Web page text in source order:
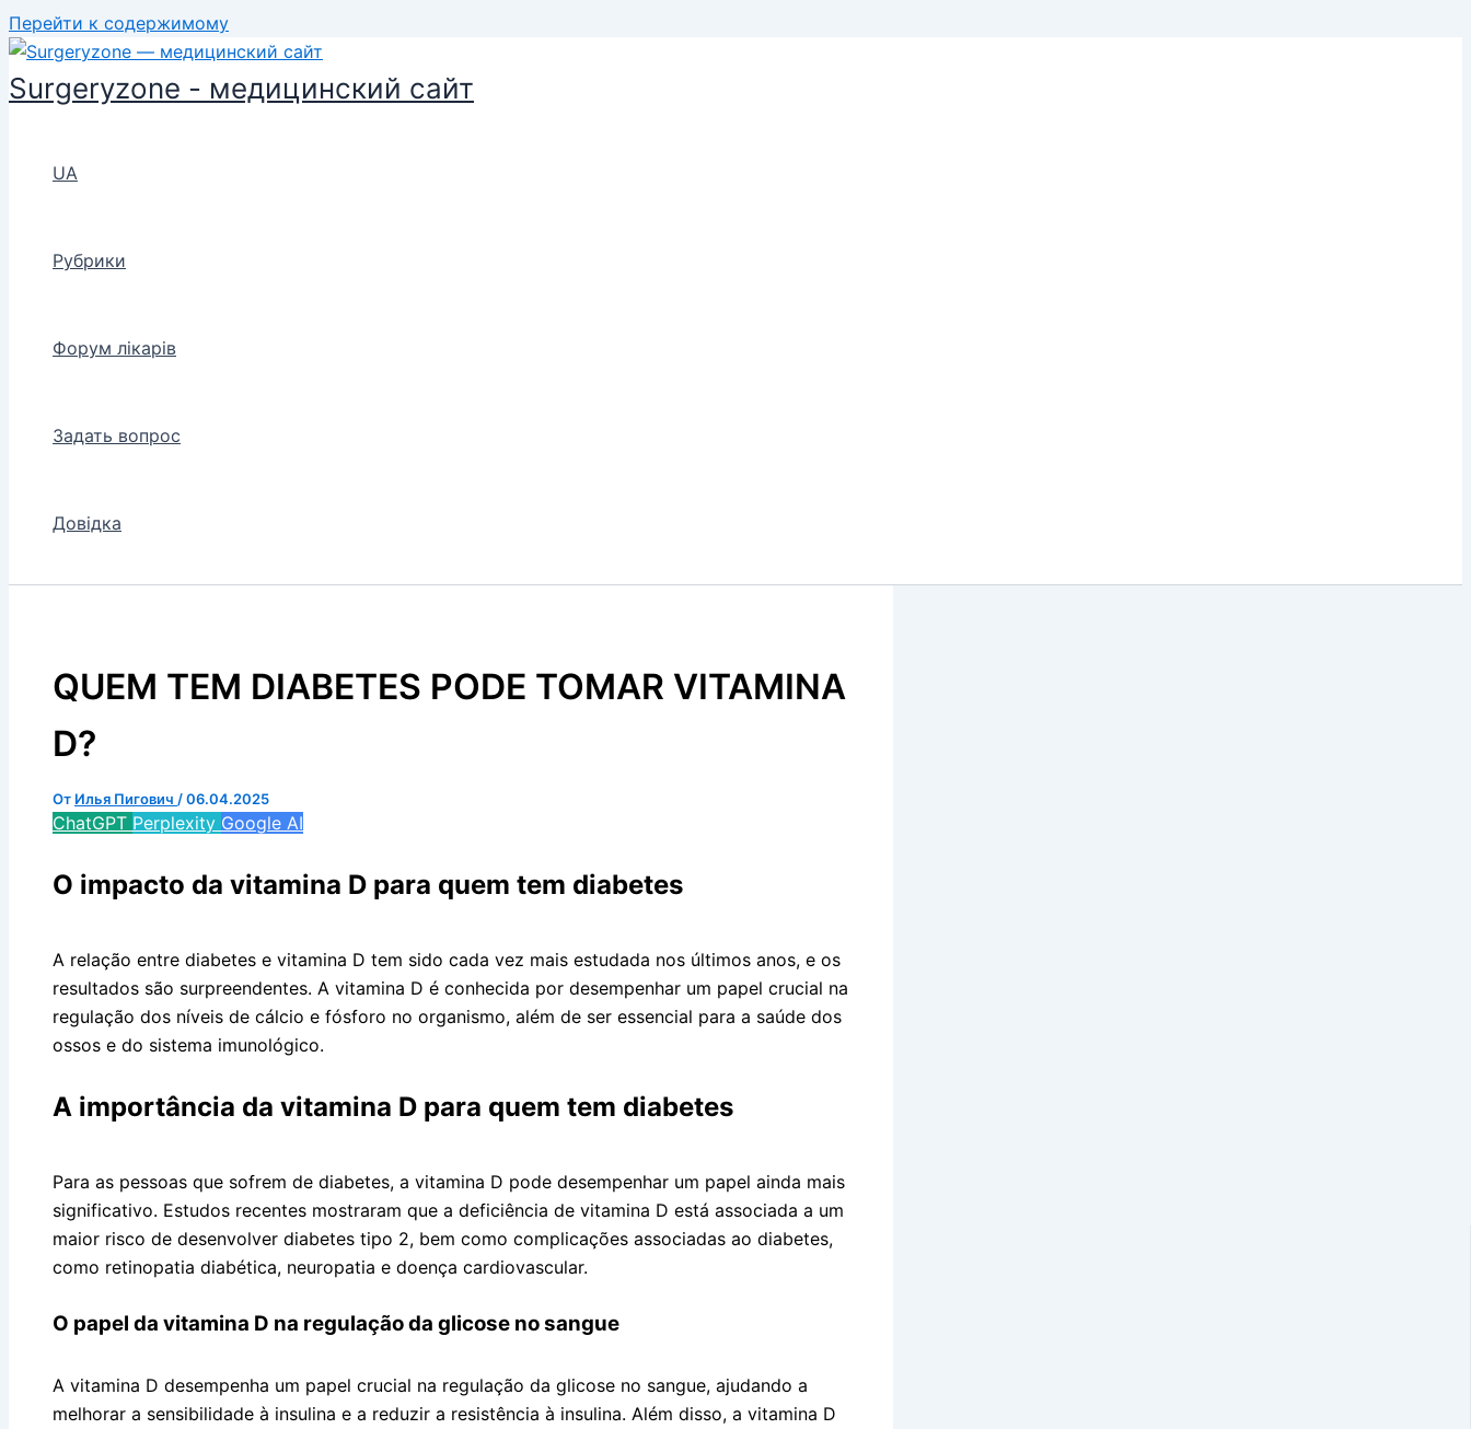
Перейти к содержимому
Surgeryzone - медицинский сайт
UA
Рубрики
Форум лікарів
Задать вопрос
Довідка
QUEM TEM DIABETES PODE TOMAR VITAMINA
D?
От Илья Пигович /06.04.2025
ChatGPT Perplexity Google AI
O impacto da vitamina D para quem tem diabetes
A relação entre diabetes e vitamina D tem sido cada vez mais estudada nos últimos anos, e os
resultados são surpreendentes. A vitamina D é conhecida por desempenhar um papel crucial na
regulação dos níveis de cálcio e fósforo no organismo, além de ser essencial para a saúde dos
ossos e do sistema imunológico.
A importância da vitamina D para quem tem diabetes
Para as pessoas que sofrem de diabetes, a vitamina D pode desempenhar um papel ainda mais
significativo. Estudos recentes mostraram que a deficiência de vitamina D está associada a um
maior risco de desenvolver diabetes tipo 2, bem como complicações associadas ao diabetes,
como retinopatia diabética, neuropatia e doença cardiovascular.
O papel da vitamina D na regulação da glicose no sangue
A vitamina D desempenha um papel crucial na regulação da glicose no sangue, ajudando a
melhorar a sensibilidade à insulina e a reduzir a resistência à insulina. Além disso, a vitamina D